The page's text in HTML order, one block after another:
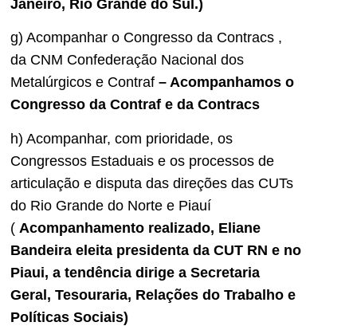
Janeiro, Rio Grande do Sul.)
g) Acompanhar o Congresso da Contracs ,
da CNM Confederação Nacional dos
Metalúrgicos e Contraf – Acompanhamos o
Congresso da Contraf e da Contracs
h) Acompanhar, com prioridade, os
Congressos Estaduais e os processos de
articulação e disputa das direções das CUTs
do Rio Grande do Norte e Piauí
( Acompanhamento realizado, Eliane
Bandeira eleita presidenta da CUT RN e no
Piaui, a tendência dirige a Secretaria
Geral, Tesouraria, Relações do Trabalho e
Políticas Sociais)